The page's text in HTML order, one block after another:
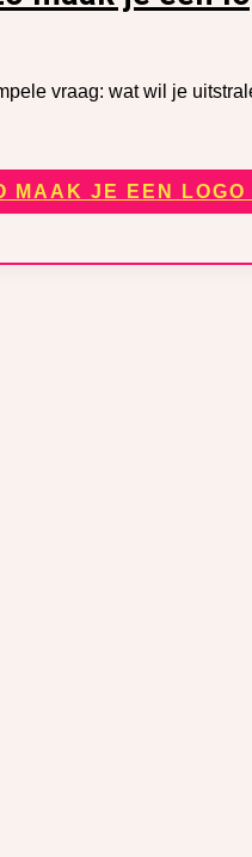
vraag: wat wil je
MAAK JE EEN